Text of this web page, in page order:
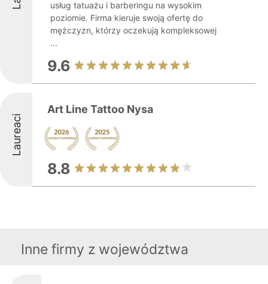
usług tatuażu i barberingu na wysokim
poziomie. Firma kieruje swoją ofertę do
mężczyzn, którzy oczekują kompleksowej
...
9.6
Laureaci
Art Line Tattoo Nysa
8.8
Inne firmy z województwa